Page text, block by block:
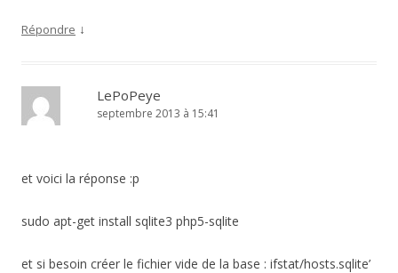
Répondre ↓
LePoPeye
septembre 2013 à 15:41
et voici la réponse :p
sudo apt-get install sqlite3 php5-sqlite
et si besoin créer le fichier vide de la base : ifstat/hosts.sqlite’